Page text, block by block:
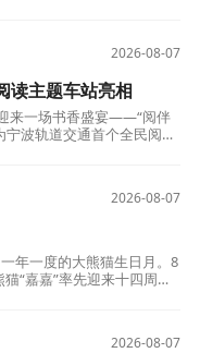
2026-08-07
读主题车站亮相
来一场书香盛宴——“阅伴
波轨道交通首个全民阅读
2026-08-07
年一度的大熊猫生日月。8
“嘉嘉”率先迎来十四周岁
2026-08-07